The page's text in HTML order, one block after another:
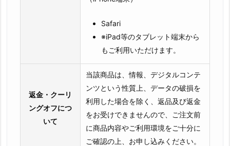
Safari
※iPad等のタブレット端末から
もご利用いただけます。
返金・クーリ
ングオフにつ
いて
当該商品は、情報、デジタルコンテ
ンツという性質上、データの破損を
利用した場合を除く、返品及び返金
をお受けできませんので、ご注文前
に商品内容やご利用環境をご十分に
ご確認の上、お申し込みください。